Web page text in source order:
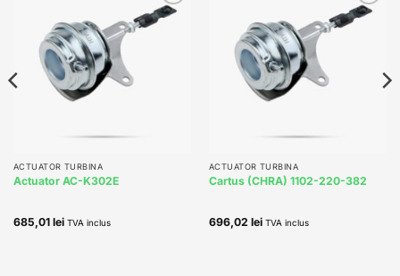
Add to
wishlist
ACTUATOR TURBINA
Actuator AC-K302E
685,01 lei TVA inclus
Add to
wishlist
ACTUATOR TURBINA
Cartus (CHRA) 1102-220-382
696,02 lei TVA inclus